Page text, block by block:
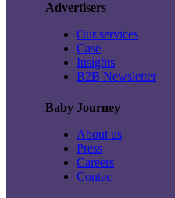
Advertisers
Our services
Case
Insights
B2B Newsletter
Baby Journey
About us
Press
Careers
Contac